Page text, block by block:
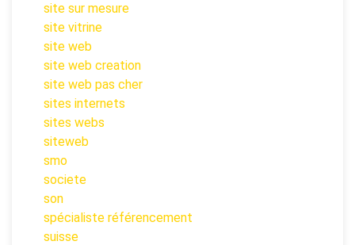
site sur mesure
site vitrine
site web
site web creation
site web pas cher
sites internets
sites webs
siteweb
smo
societe
son
spécialiste référencement
suisse